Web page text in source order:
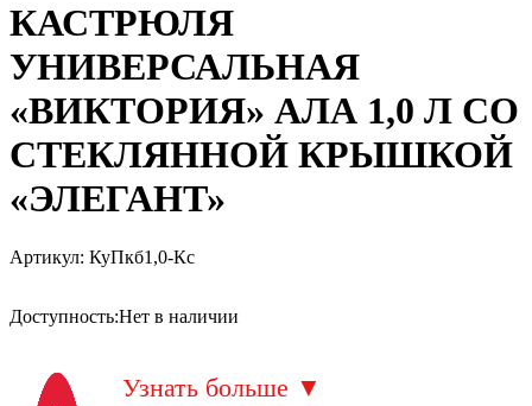
КАСТРЮЛЯ
УНИВЕРСАЛЬНАЯ
«ВИКТОРИЯ» АЛА 1,0 Л СО
СТЕКЛЯННОЙ КРЫШКОЙ
«ЭЛЕГАНТ»
Артикул: КуПкб1,0-Кс
Доступность:Нет в наличии
Узнать больше ▼